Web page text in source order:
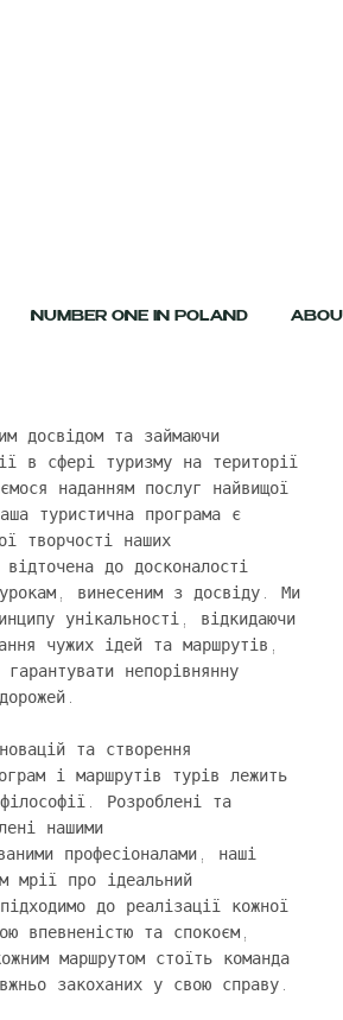
NUMBER ONE IN POLAND
NUMBER ONE IN POLAND
досвідом та займаючи
в сфері туризму на території
наданням послуг найвищої
туристична програма є
творчості наших
до досконалості
винесеним з досвіду. Ми
унікальності, відкидаючи
чужих ідей та маршрутів,
непорівнянну
та створення
і маршрутів турів лежить
Розроблені та
нашими
професіоналами, наші
мрії про ідеальний
до реалізації кожної
впевненістю та спокоєм,
маршрутом стоїть команда
закоханих у свою справу.